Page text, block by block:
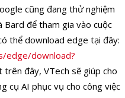
cũng đang thử nghiệm
để tham gia vào cuộc
thể download edge tại đây:
edge/download?
trên đây, VTech sẽ giúp cho
cụ AI phục vụ cho công việc